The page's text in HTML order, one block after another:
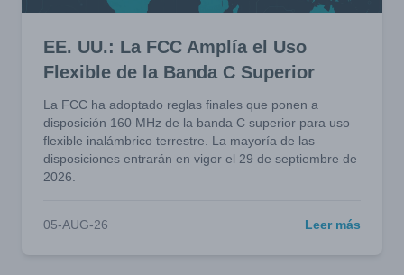
EE. UU.: La FCC Amplía el Uso
Flexible de la Banda C Superior
La FCC ha adoptado reglas finales que ponen a
disposición 160 MHz de la banda C superior para uso
flexible inalámbrico terrestre. La mayoría de las
disposiciones entrarán en vigor el 29 de septiembre de
2026.
05-AUG-26 Leer más